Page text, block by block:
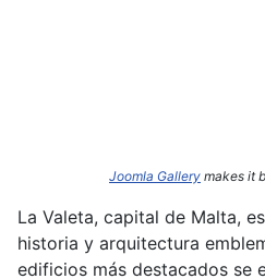
Joomla Gallery makes it
La Valeta, capital de Malta,
historia y arquitectura
edificios más destacados se